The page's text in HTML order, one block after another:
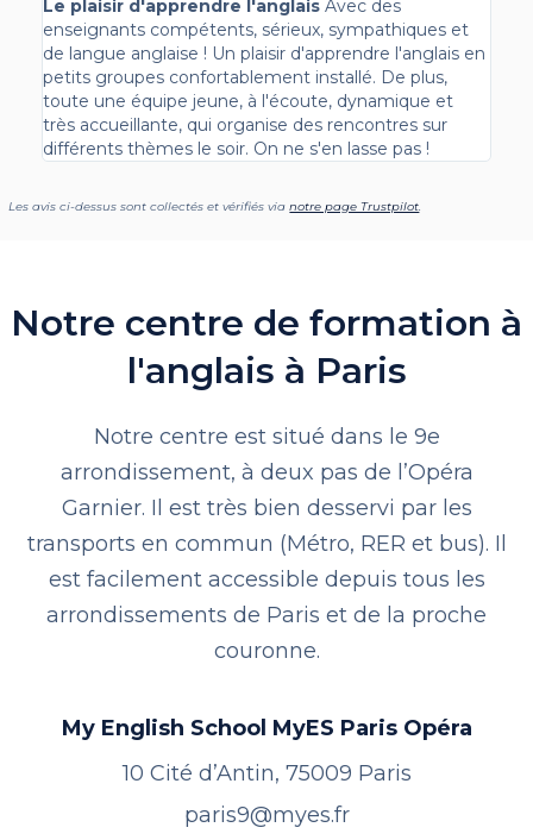
Le plaisir d'apprendre l'anglaisAvec des
enseignants compétents, sérieux, sympathiques et
de langue anglaise ! Un plaisir d'apprendre l'anglais en
petits groupes confortablement installé. De plus,
toute une équipe jeune, à l'écoute, dynamique et
très accueillante, qui organise des rencontres sur
différents thèmes le soir. On ne s'en lasse pas !
Les avis ci-dessus sont collectés et vérifiés vianotre page Trustpilot.
Notre centre de formation à
l'anglais à Paris
Notre centre est situé dans le 9e
arrondissement, à deux pas de l’Opéra
Garnier. Il est très bien desservi par les
transports en commun (Métro, RER et bus). Il
est facilement accessible depuis tous les
arrondissements de Paris et de la proche
couronne.
My English School MyES Paris Opéra
10 Cité d’Antin, 75009 Paris
paris9@myes.fr